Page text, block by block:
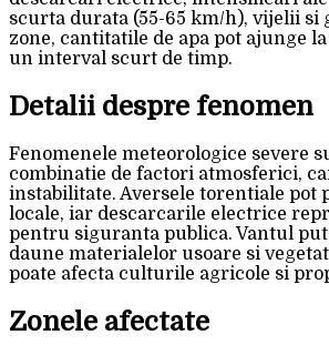
scurta durata (55-65 km/h), vijelii si
zone, cantitatile de apa pot ajunge
un interval scurt de timp.
Detalii despre fenomen
Fenomenele meteorologice severe
combinatie de factori atmosferici,
instabilitate. Aversele torentiale pot
locale, iar descarcarile electrice
pentru siguranta publica. Vantul
daune materialelor usoare si
poate afecta culturile agricole si
Zonele afectate